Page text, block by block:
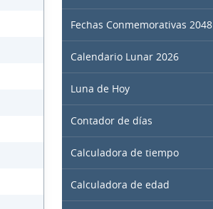
Fechas Conmemorativas 2048
Calendario Lunar 2026
Luna de Hoy
Contador de días
Calculadora de tiempo
Calculadora de edad